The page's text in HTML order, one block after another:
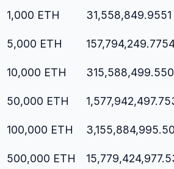
1,000 ETH 31,558,849.9551
5,000 ETH
10,000 ETH
50,000 ETH
100,000 ETH
500,000 ETH